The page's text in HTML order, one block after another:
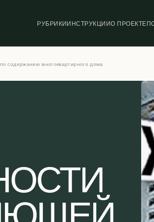
РУБРИКИИНСТРУКЦИИО ПРОЕКТЕ
содержанию многоквартирного дома